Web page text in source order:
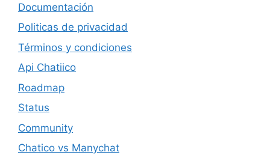
Documentación
Politicas de privacidad
Términos y condiciones
Api Chatiico
Roadmap
Status
Community
Chatico vs Manychat